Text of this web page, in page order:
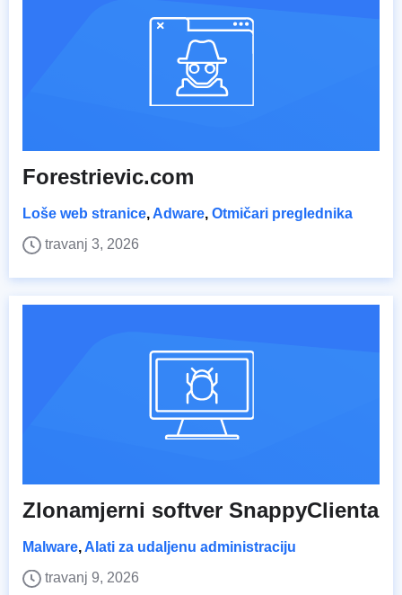
Forestrievic.com
Loše web stranice, Adware, Otmičari preglednika
travanj 3, 2026
Zlonamjerni softver SnappyClienta
Malware, Alati za udaljenu administraciju
travanj 9, 2026